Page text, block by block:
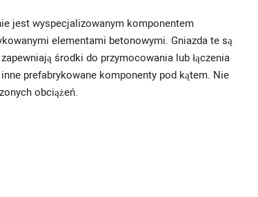
jest wyspecjalizowanym komponentem
elementami betonowymi. Gniazda te są
środki do przymocowania lub łączenia
prefabrykowane komponenty pod kątem. Nie
obciążeń.